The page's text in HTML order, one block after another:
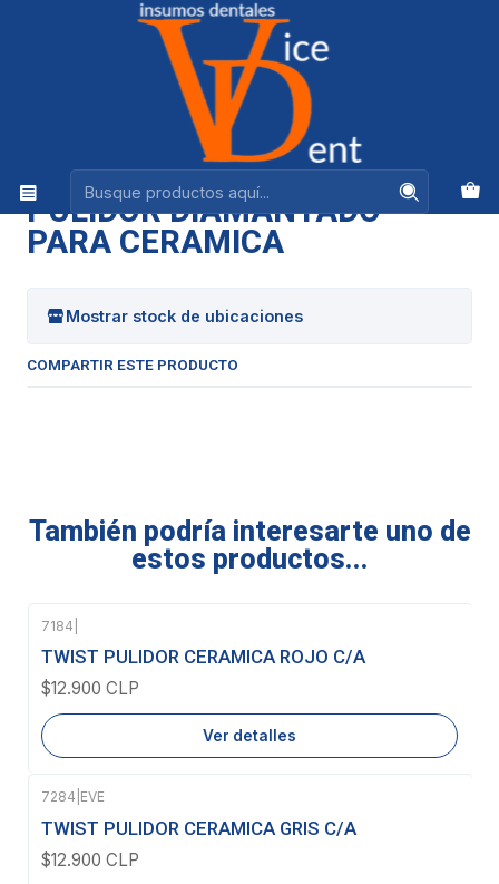
Ventas +56944575313
FRESAS Y PULIDO
PULIDOR DIAMANTADO PARA CERAMICA
|
PULIDOR DIAMANTADO
PARA CERAMICA
Mostrar stock de ubicaciones
COMPARTIR ESTE PRODUCTO
También podría interesarte uno de
estos productos...
Agotado
7184
TWIST PULIDOR CERAMICA ROJO C/A
$12.900 CLP
Ver detalles
Agotado
7284 EVE
TWIST PULIDOR CERAMICA GRIS C/A
$12.900 CLP